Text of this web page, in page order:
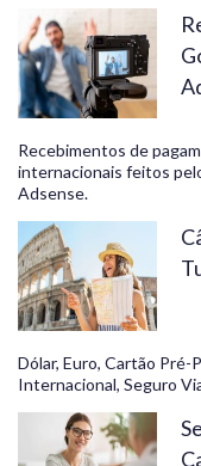
Recebimentos de
internacionais feitos
Adsense.
Dólar, Euro, Cartão Pré-
Internacional, Seguro